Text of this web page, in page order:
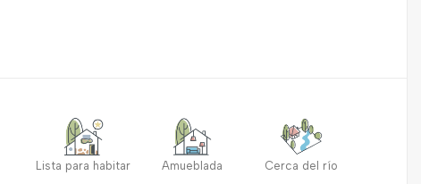
Lista para habitar Amueblada Cerca del río